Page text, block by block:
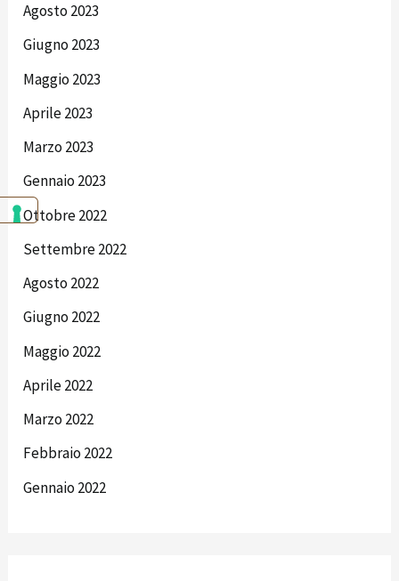
Agosto 2023
Giugno 2023
Maggio 2023
Aprile 2023
Marzo 2023
Gennaio 2023
Ottobre 2022
Settembre 2022
Agosto 2022
Giugno 2022
Maggio 2022
Aprile 2022
Marzo 2022
Febbraio 2022
Gennaio 2022